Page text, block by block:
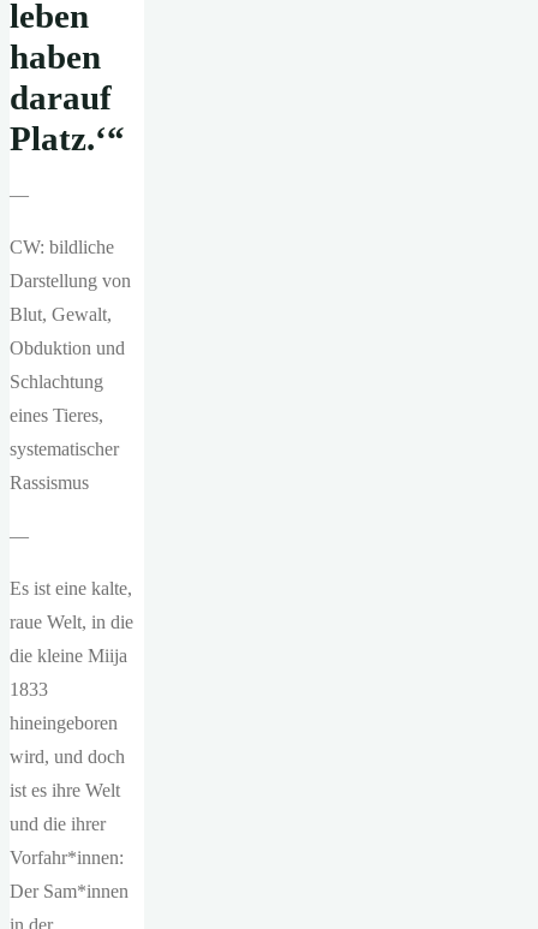
leben
haben
darauf
Platz.‘“
—
CW: bildliche
Darstellung von
Blut, Gewalt,
Obduktion und
Schlachtung
eines Tieres,
systematischer
Rassismus
—
Es ist eine kalte,
raue Welt, in die
die kleine Miija
1833
hineingeboren
wird, und doch
ist es ihre Welt
und die ihrer
Vorfahr*innen:
Der Sam*innen
in der